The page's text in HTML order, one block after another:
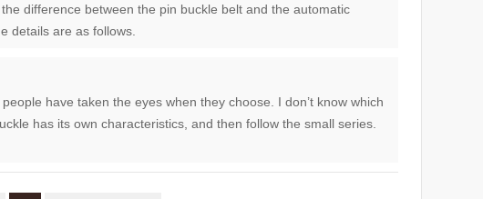
difference between the pin buckle belt and the automatic
details are as follows.
have taken the eyes when they choose. I don’t know which
has its own characteristics, and then follow the small series.